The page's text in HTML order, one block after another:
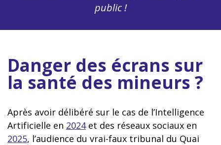
public !
Danger des écrans sur
la santé des mineurs ?
Après avoir délibéré sur le cas de l’Intelligence
Artificielle en 2024et des réseaux sociaux en
2025, l’audience du vrai-faux tribunal du Quai